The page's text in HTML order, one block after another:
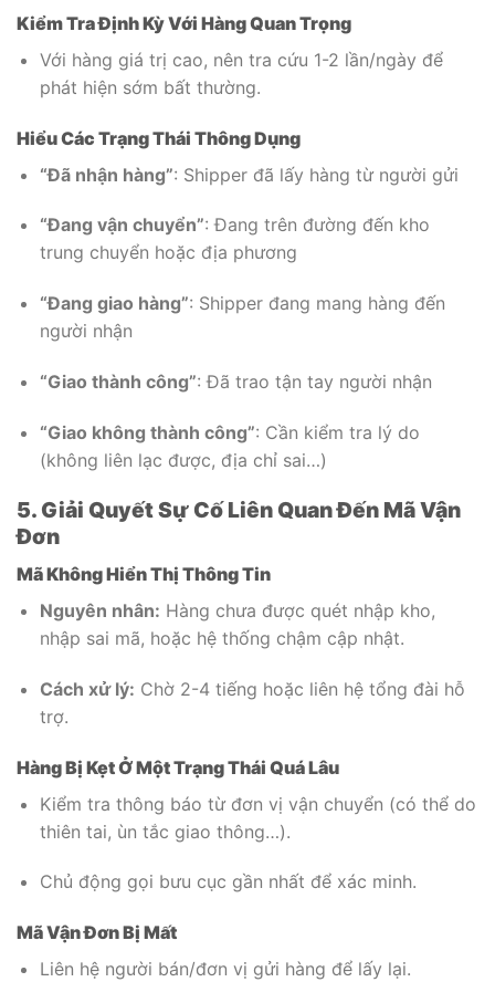
Kiểm Tra Định Kỳ Với Hàng Quan Trọng
Với hàng giá trị cao, nên tra cứu 1-2 lần/ngày để
phát hiện sớm bất thường.
Hiểu Các Trạng Thái Thông Dụng
“Đã nhận hàng”: Shipper đã lấy hàng từ người gửi
“Đang vận chuyển”: Đang trên đường đến kho
trung chuyển hoặc địa phương
“Đang giao hàng”: Shipper đang mang hàng đến
người nhận
“Giao thành công”: Đã trao tận tay người nhận
“Giao không thành công”: Cần kiểm tra lý do
(không liên lạc được, địa chỉ sai…)
5. Giải Quyết Sự Cố Liên Quan Đến Mã Vận
Đơn
Mã Không Hiển Thị Thông Tin
Nguyên nhân: Hàng chưa được quét nhập kho,
nhập sai mã, hoặc hệ thống chậm cập nhật.
Cách xử lý: Chờ 2-4 tiếng hoặc liên hệ tổng đài hỗ
trợ.
Hàng Bị Kẹt Ở Một Trạng Thái Quá Lâu
Kiểm tra thông báo từ đơn vị vận chuyển (có thể do
thiên tai, ùn tắc giao thông…).
Chủ động gọi bưu cục gần nhất để xác minh.
Mã Vận Đơn Bị Mất
Liên hệ người bán/đơn vị gửi hàng để lấy lại.